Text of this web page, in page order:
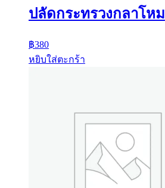
ปลัดกระทรวงกลาโหม
฿380
หยิบใส่ตะกร้า